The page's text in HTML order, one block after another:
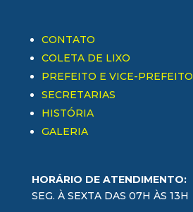
CONTATO
COLETA DE LIXO
PREFEITO E VICE-PREFEITO
SECRETARIAS
HISTÓRIA
GALERIA
HORÁRIO DE ATENDIMENTO:
SEG. À SEXTA DAS 07H ÀS 13H